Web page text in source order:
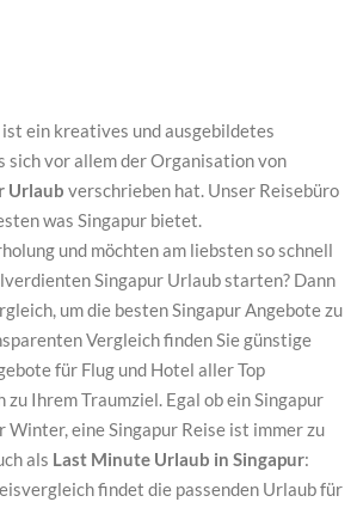
ist ein kreatives und ausgebildetes
sich vor allem der Organisation von
Urlaub verschrieben hat. Unser Reisebüro
was Singapur bietet.
und möchten am liebsten so schnell
Singapur Urlaub starten? Dann
um die besten Singapur Angebote zu
Vergleich finden Sie günstige
für Flug und Hotel aller Top
Ihrem Traumziel. Egal ob ein Singapur
Winter, eine Singapur Reise ist immer zu
als Last Minute Urlaub in Singapur:
findet die passenden Urlaub für